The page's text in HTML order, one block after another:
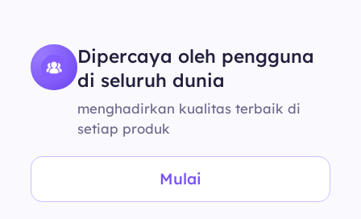
Dipercaya oleh pengguna
di seluruh dunia
menghadirkan kualitas terbaik di
setiap produk
Mulai